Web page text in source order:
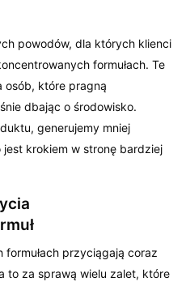
powodów, dla których klienci
formułach. Te
osób, które pragną
dbając o środowisko.
generujemy mniej
krokiem w stronę bardziej
przyciągają coraz
to za sprawą wielu zalet, które